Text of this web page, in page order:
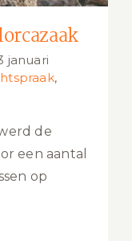
januari
,
de
een aantal
op